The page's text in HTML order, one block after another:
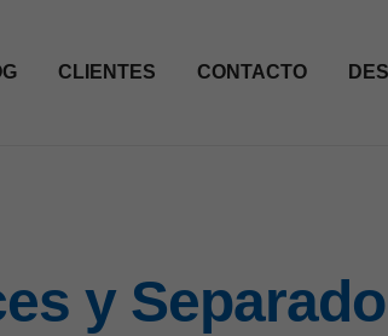
CLIENTES CONTACTO
y